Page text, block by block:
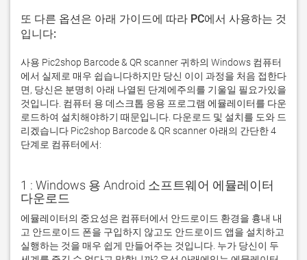
또 다른 옵션은 아래 가이드에 따라 PC에서 사용하는 것
입니다:
사용 Pic2shop Barcode & QR scanner 귀하의 Windows 컴퓨터
에서 실제로 매우 쉽습니다하지만 당신 이이 과정을 처음 접한다
면, 당신은 분명히 아래 나열된 단계에주의를 기울일 필요가있을
것입니다. 컴퓨터 용 데스크톱 응용 프로그램 에뮬레이터를 다운
로드하여 설치해야하기 때문입니다. 다운로드 및 설치를 도와 드
리겠습니다 Pic2shop Barcode & QR scanner 아래의 간단한 4
단계로 컴퓨터에서:
1 : Windows 용 Android 소프트웨어 에뮬레이터
다운로드
에뮬레이터의 중요성은 컴퓨터에서 안드로이드 환경을 흉내 내
고 안드로이드 폰을 구입하지 않고도 안드로이드 앱을 설치하고
실행하는 것을 매우 쉽게 만들어주는 것입니다. 누가 당신이 두